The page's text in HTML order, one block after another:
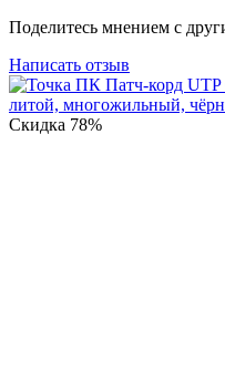
Поделитесь мнением с
Написать отзыв
Скидка 78%